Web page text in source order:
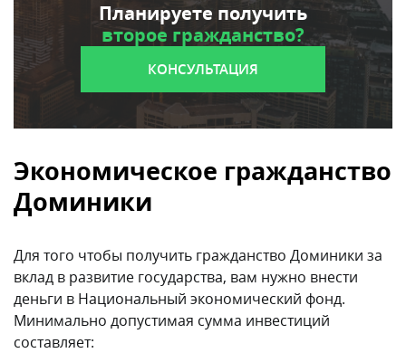
Планируете получить
второе гражданство?
КОНСУЛЬТАЦИЯ
Экономическое гражданство
Доминики
Для того чтобы получить гражданство Доминики за
вклад в развитие государства, вам нужно внести
деньги в Национальный экономический фонд.
Минимально допустимая сумма инвестиций
составляет: